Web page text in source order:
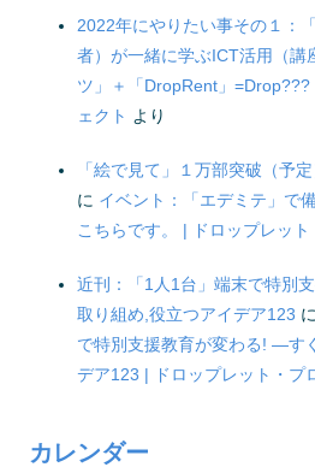
2022年にやりたい事その１：
者）が一緒に学ぶICT活用（講
ツ」＋「DropRent」
ェクト より
「絵で見て」１万部突破（予
に イベント：「エデミテ」で
こちらです。 | ドロップレット
近刊：「1人1台」端末で特別
取り組め,役立つアイデア123 に
で特別支援教育が変わる! ―す
デア123 | ドロップレット・プ
カレンダー